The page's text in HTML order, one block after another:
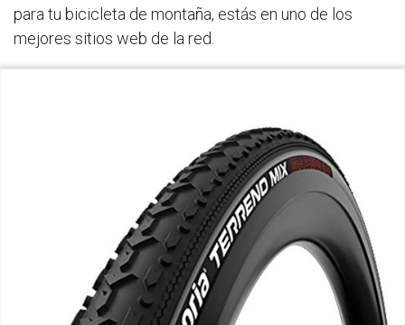
para tu bicicleta de montaña, estás en uno de los
mejores sitios web de la red.